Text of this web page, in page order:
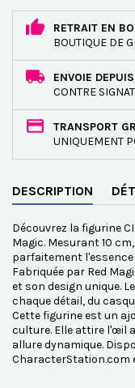
RETRAIT EN
BOUTIQUE DE
ENVOIE
CONTRE
TRANSPORT
UNIQUEMENT
DESCRIPTION
Découvrez la figurine
Magic. Mesurant 10
parfaitement
Fabriquée par Red
et son design unique.
chaque détail, du
Cette figurine est un
culture. Elle attire l'œil
allure dynamique.
CharacterStation.com